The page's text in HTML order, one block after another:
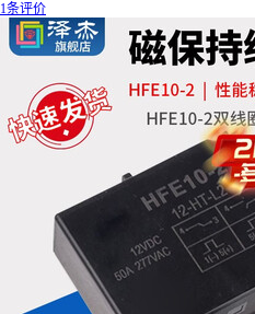
1条评价